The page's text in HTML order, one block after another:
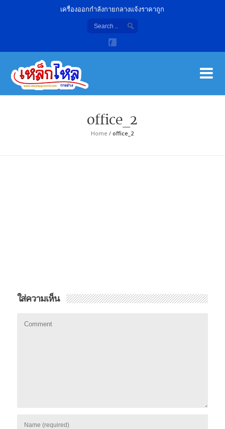
เครื่องออกกำลังกายกลางแจ้งราคาถูก
office_2
Home /office_2
ใส่ความเห็น